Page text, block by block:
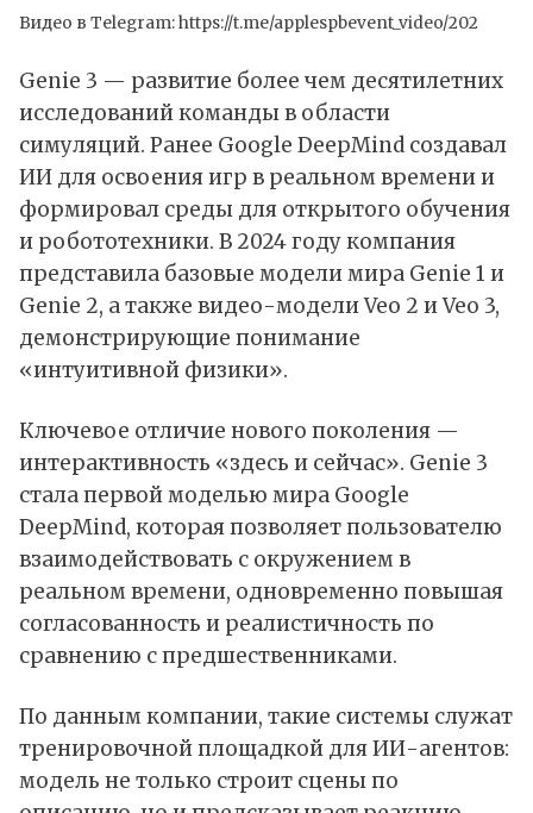
Видео в Telegram:https://t.me/applespbevent_video/202
Genie 3 — развитие более чем десятилетних
исследований команды в области
симуляций. Ранее Google DeepMind создавал
ИИ для освоения игр в реальном времени и
формировал среды для открытого обучения
и робототехники. В 2024 году компания
представила базовые модели мира Genie 1 и
Genie 2, а также видео-модели Veo 2 и Veo 3,
демонстрирующие понимание
«интуитивной физики».
Ключевое отличие нового поколения —
интерактивность «здесь и сейчас». Genie 3
стала первой моделью мира Google
DeepMind, которая позволяет пользователю
взаимодействовать с окружением в
реальном времени, одновременно повышая
согласованность и реалистичность по
сравнению с предшественниками.
По данным компании, такие системы служат
тренировочной площадкой для ИИ-агентов:
модель не только строит сцены по